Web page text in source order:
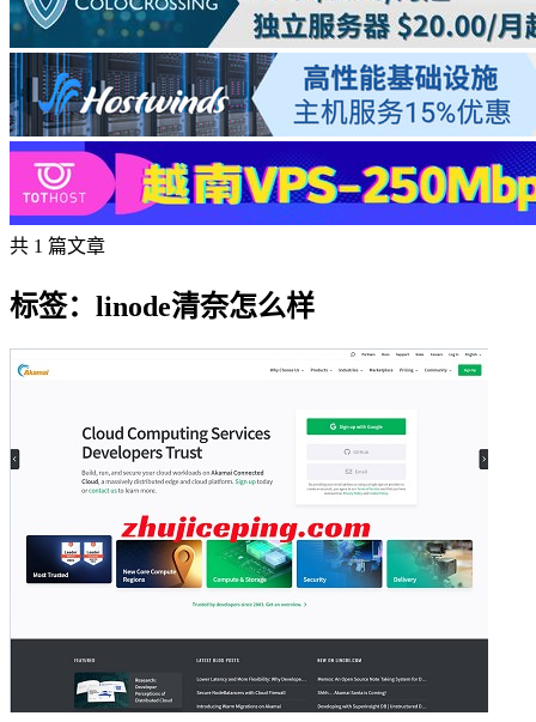
共 1 篇文章
标签：linode清奈怎么样